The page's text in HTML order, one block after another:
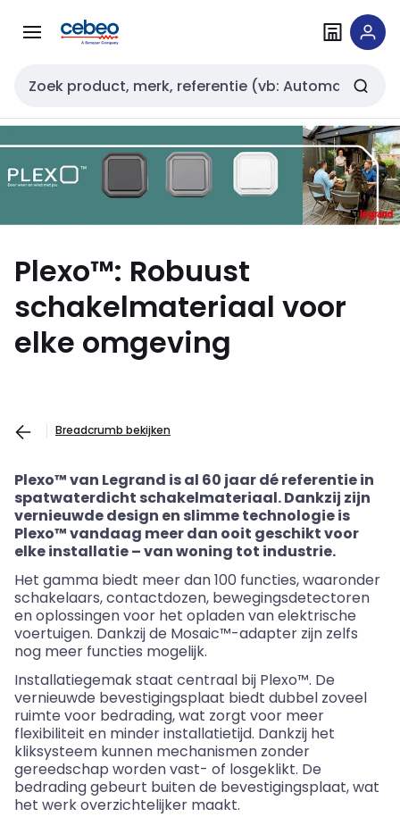
naar
naar
Zoekveld invoer
Plexo™: Robuust
schakelmateriaal voor
elke omgeving
Breadcrumb bekijken
Plexo™ van Legrand is al 60 jaar dé referentie in
spatwaterdicht schakelmateriaal. Dankzij zijn
vernieuwde design en slimme technologie is
Plexo™ vandaag meer dan ooit geschikt voor
elke installatie – van woning tot industrie.
Het gamma biedt meer dan 100 functies, waaronder
schakelaars, contactdozen, bewegingsdetectoren
en oplossingen voor het opladen van elektrische
voertuigen. Dankzij de Mosaic™-adapter zijn zelfs
nog meer functies mogelijk.
Installatiegemak staat centraal bij Plexo™. De
vernieuwde bevestigingsplaat biedt dubbel zoveel
ruimte voor bedrading, wat zorgt voor meer
flexibiliteit en minder installatietijd. Dankzij het
kliksysteem kunnen mechanismen zonder
gereedschap worden vast- of losgeklikt. De
bedrading gebeurt buiten de bevestigingsplaat, wat
het werk overzichtelijker maakt.